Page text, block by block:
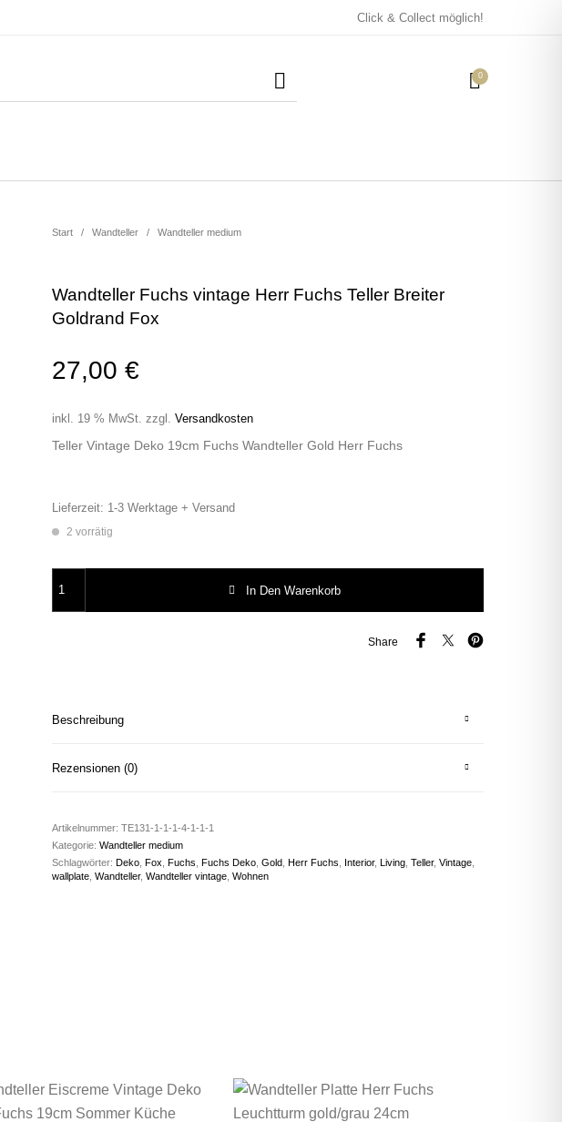
Click & Collect möglich!
0
Turnbeutel Tassen
Start / Wandteller / Wandteller medium
Wandteller Fuchs vintage Herr Fuchs Teller Breiter
Goldrand Fox
27,00 €
inkl. 19 % MwSt. zzgl. Versandkosten
Teller Vintage Deko 19cm Fuchs Wandteller Gold Herr Fuchs
Lieferzeit: 1-3 Werktage + Versand
2 vorrätig
In Den Warenkorb
Share
Beschreibung
Rezensionen (0)
Artikelnummer: TE131-1-1-1-4-1-1-1
Kategorie: Wandteller medium
Schlagwörter: Deko, Fox Fuchs Fuchs Deko, Gold, Herr Fuchs Interior, Living, Teller, Vintage,
wallplate, Wandteller, Wandteller vintage, Wohnen